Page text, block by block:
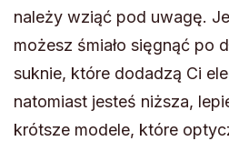
należy wziąć pod uwagę.
możesz śmiało sięgnąć po
suknie, które dodadzą Ci
natomiast jesteś niższa,
krótsze modele, które